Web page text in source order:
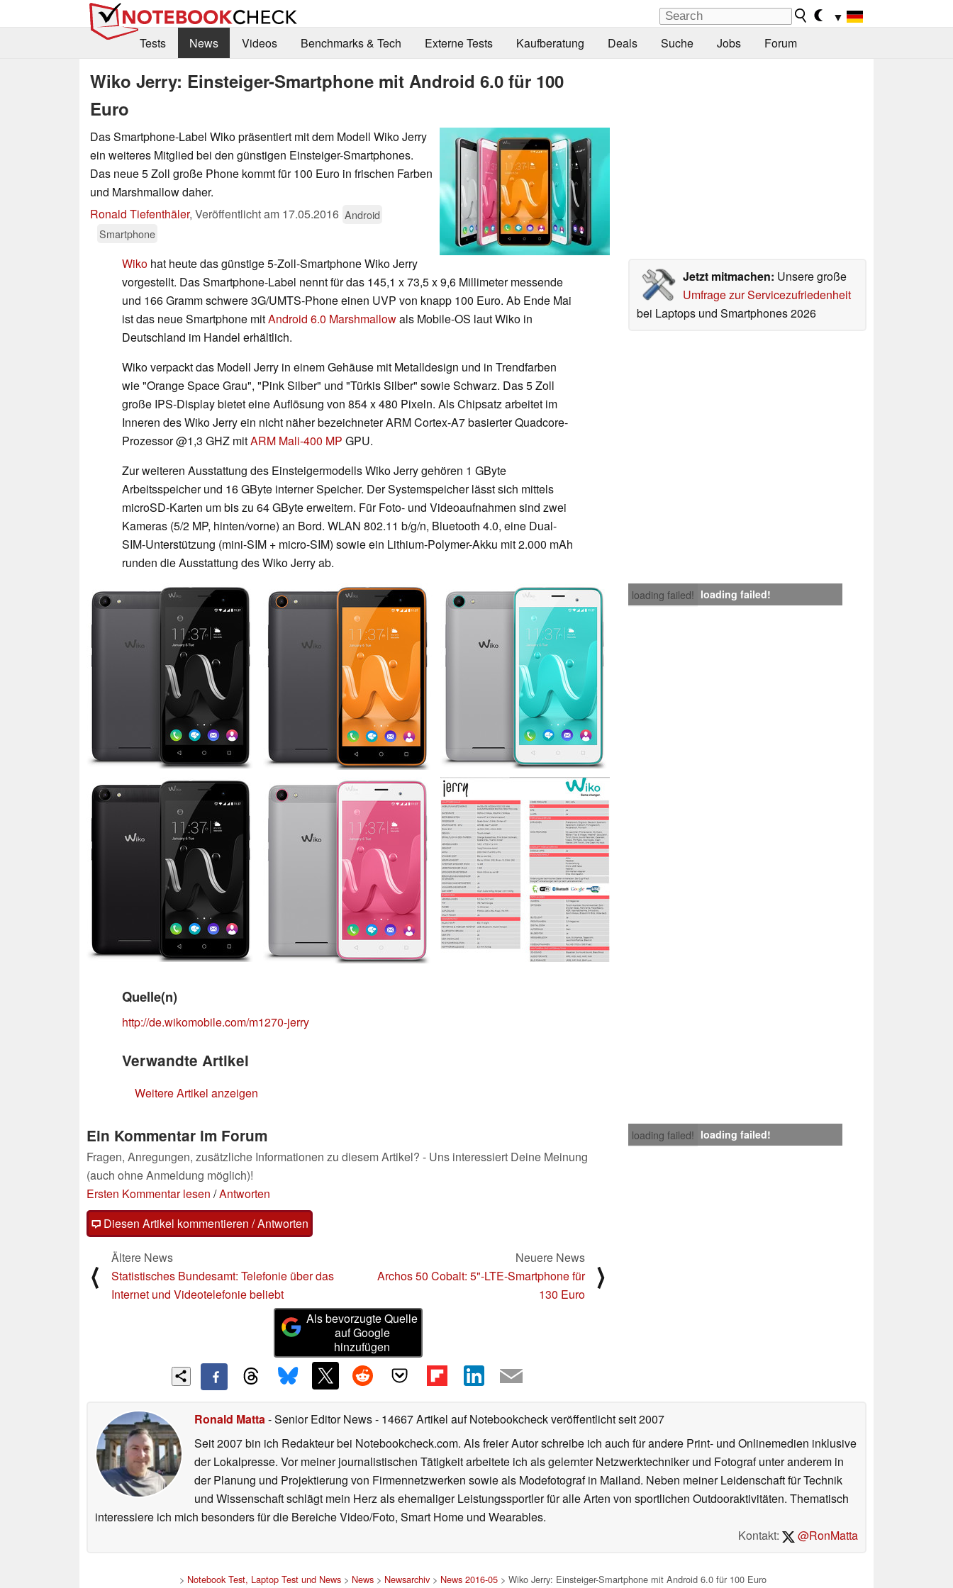
▼
Tests
News Videos Benchmarks & Tech Externe Tests Kaufberatung Deals Suche Jobs Forum
Wiko Jerry: Einsteiger-Smartphone mit Android 6.0 für 100
Euro
Das Smartphone-Label Wiko präsentiert mit dem Modell Wiko Jerry
ein weiteres Mitglied bei den günstigen Einsteiger-Smartphones.
Das neue 5 Zoll große Phone kommt für 100 Euro in frischen Farben
und Marshmallow daher.
Ronald Tiefenthäler, Veröffentlicht am 17.05.2016 Android
Smartphone
Jetzt mitmachen: Unsere große
Umfrage zur Servicezufriedenheit
bei Laptops und Smartphones 2026
Wiko hat heute das günstige 5-Zoll-Smartphone Wiko Jerry
vorgestellt. Das Smartphone-Label nennt für das 145,1 x 73,5 x 9,6 Millimeter messende
und 166 Gramm schwere 3G/UMTS-Phone einen UVP von knapp 100 Euro. Ab Ende Mai
ist das neue Smartphone mitAndroid 6.0 Marshmallowals Mobile-OS laut Wiko in
Deutschland im Handel erhältlich.
Wiko verpackt das Modell Jerry in einem Gehäuse mit Metalldesign und in Trendfarben
wie "Orange Space Grau", "Pink Silber" und "Türkis Silber" sowie Schwarz. Das 5 Zoll
große IPS-Display bietet eine Auflösung von 854 x 480 Pixeln. Als Chipsatz arbeitet im
Inneren des Wiko Jerry ein nicht näher bezeichneter ARM Cortex-A7 basierter Quadcore-
Prozessor @1,3 GHZ mitARM Mali-400 MP GPU.
Zur weiteren Ausstattung des Einsteigermodells Wiko Jerry gehören 1 GByte
Arbeitsspeicher und 16 GByte interner Speicher. Der Systemspeicher lässt sich mittels
microSD-Karten um bis zu 64 GByte erweitern. Für Foto- und Videoaufnahmen sind zwei
Kameras (5/2 MP, hinten/vorne) an Bord. WLAN 802.11 b/g/n, Bluetooth 4.0, eine Dual-
SIM-Unterstützung (mini-SIM + micro-SIM) sowie ein Lithium-Polymer-Akku mit 2.000 mAh
runden die Ausstattung des Wiko Jerry ab.
loading failed! loading failed!
Quelle(n)
http://de.wikomobile.com/m1270-jerry
Verwandte Artikel
Weitere Artikel anzeigen
loading failed! loading failed!
Ein Kommentar im Forum
Fragen, Anregungen, zusätzliche Informationen zu diesem Artikel? - Uns interessiert Deine Meinung
(auch ohne Anmeldung möglich)!
Ersten Kommentar lesen /Antworten
Diesen Artikel kommentieren / Antworten
⟨
Ältere News
Statistisches Bundesamt: Telefonie über das
Internet und Videotelefonie beliebt
Neuere News
Archos 50 Cobalt: 5"-LTE-Smartphone für
130 Euro
⟩
Als bevorzugte Quelle
auf Google
hinzufügen
Ronald Matta- Senior Editor News- 14667 Artikel auf Notebookcheck veröffentlichtseit 2007
Seit 2007 bin ich Redakteur bei Notebookcheck.com. Als freier Autor schreibe ich auch für andere Print- und Onlinemedien inklusive
der Lokalpresse. Vor meiner journalistischen Tätigkeit arbeitete ich als gelernter Netzwerktechniker und Fotograf unter anderem in
der Planung und Projektierung von Firmennetzwerken sowie als Modefotograf in Mailand. Neben meiner Leidenschaft für Technik
und Wissenschaft schlägt mein Herz als ehemaliger Leistungssportler für alle Arten von sportlichen Outdooraktivitäten. Thematisch
interessiere ich mich besonders für die Bereiche Video/Foto, Smart Home und Wearables.
Kontakt:
@RonMatta
> Notebook Test, Laptop Test und News > News > Newsarchiv > News 2016-05 > Wiko Jerry: Einsteiger-Smartphone mit Android 6.0 für 100 Euro